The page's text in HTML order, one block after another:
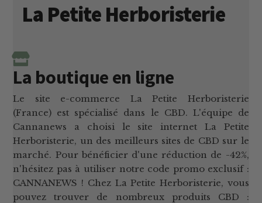
La Petite Herboristerie
La boutique en ligne
Le site e-commerce La Petite Herboristerie
(France) est spécialisé dans le CBD. L'équipe de
Cannanews a choisi le site internet La Petite
Herboristerie, un des meilleurs sites de CBD sur le
marché. Pour bénéficier d'une réduction de -42%,
n'hésitez pas à utiliser notre code promo exclusif :
CANNANEWS ! Chez La Petite Herboristerie, vous
pouvez trouver de nombreux produits CBD :